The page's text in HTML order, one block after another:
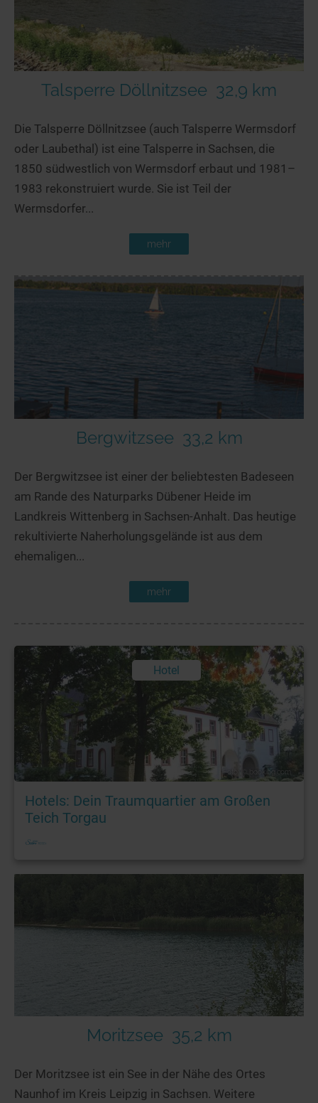
Talsperre Döllnitzsee 32,9 km
Die Talsperre Döllnitzsee (auch Talsperre Wermsdorf
oder Laubethal) ist eine Talsperre in Sachsen, die
1850 südwestlich von Wermsdorf erbaut und 1981–
1983 rekonstruiert wurde. Sie ist Teil der
Wermsdorfer...
mehr
Bergwitzsee 33,2 km
Der Bergwitzsee ist einer der beliebtesten Badeseen
am Rande des Naturparks Dübener Heide im
Landkreis Wittenberg in Sachsen-Anhalt. Das heutige
rekultivierte Naherholungsgelände ist aus dem
ehemaligen...
mehr
Hotel
Foto: © booking.com
Hotels: Dein Traumquartier am Großen
Teich Torgau
Moritzsee 35,2 km
Der Moritzsee ist ein See in der Nähe des Ortes
Naunhof im Kreis Leipzig in Sachsen. Weitere